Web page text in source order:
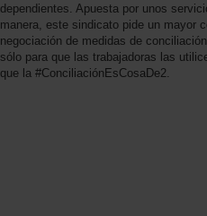
dependientes. Apuesta por unos
manera, este sindicato pide un mayor
negociación de medidas de
sólo para que las trabajadoras las
que la #ConciliaciónEsCosaDe2.